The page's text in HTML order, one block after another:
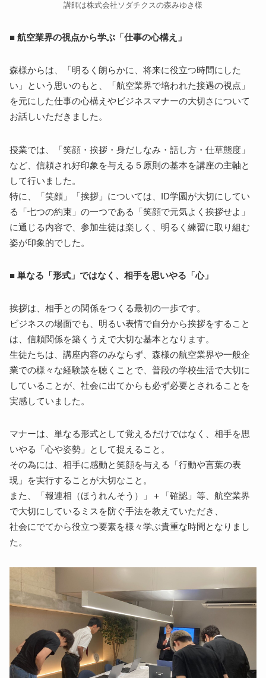
講師は株式会社ソダチクスの森みゆき様
■ 航空業界の視点から学ぶ「仕事の心構え」
森様からは、「明るく朗らかに、将来に役立つ時間にした
い」という思いのもと、「航空業界で培われた接遇の視点」
を元にした仕事の心構えやビジネスマナーの大切さについて
お話しいただきました。
授業では、「笑顔・挨拶・身だしなみ・話し方・仕草態度」
など、信頼され好印象を与える５原則の基本を講座の主軸と
して行いました。
特に、「笑顔」「挨拶」については、ID学園が大切にしてい
る「七つの約束」の一つである「笑顔で元気よく挨拶せよ」
に通じる内容で、参加生徒は楽しく、明るく練習に取り組む
姿が印象的でした。
■ 単なる「形式」ではなく、相手を思いやる「心」
挨拶は、相手との関係をつくる最初の一歩です。
ビジネスの場面でも、明るい表情で自分から挨拶をすること
は、信頼関係を築くうえで大切な基本となります。
生徒たちは、講座内容のみならず、森様の航空業界や一般企
業での様々な経験談を聴くことで、普段の学校生活で大切に
していることが、社会に出てからも必ず必要とされることを
実感していました。
マナーは、単なる形式として覚えるだけではなく、相手を思
いやる「心や姿勢」として捉えること。
その為には、相手に感動と笑顔を与える「行動や言葉の表
現」を実行することが大切なこと。
また、「報連相（ほうれんそう）」＋「確認」等、航空業界
で大切にしているミスを防ぐ手法を教えていただき、
社会にでてから役立つ要素を様々学ぶ貴重な時間となりまし
た。